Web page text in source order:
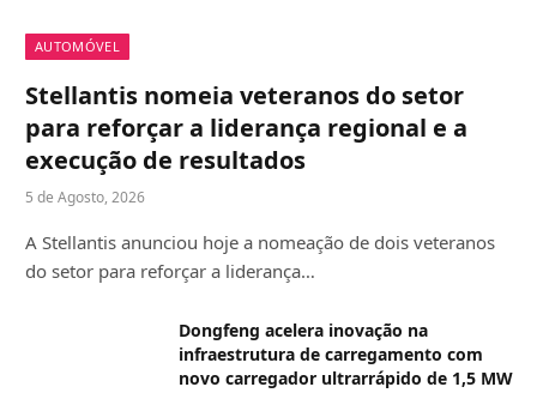
AUTOMÓVEL
Stellantis nomeia veteranos do setor
para reforçar a liderança regional e a
execução de resultados
5 de Agosto, 2026
A Stellantis anunciou hoje a nomeação de dois veteranos
do setor para reforçar a liderança…
Dongfeng acelera inovação na
infraestrutura de carregamento com
novo carregador ultrarrápido de 1,5 MW